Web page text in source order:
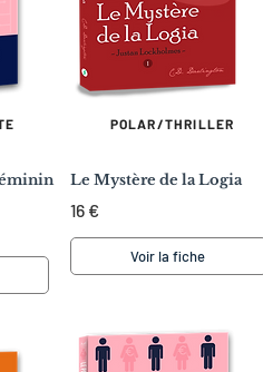
POLAR/THRILLER
Le Mystère de la Logia
16 €
Voir la fiche